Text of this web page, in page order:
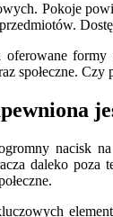
Pokoje
społeczne.
nacisk
daleko